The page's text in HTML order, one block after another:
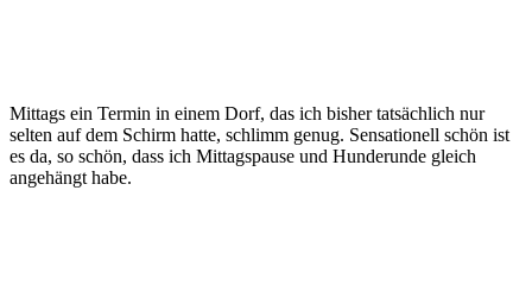
Mittags ein Termin in einem Dorf, das ich bisher tatsächlich nur
selten auf dem Schirm hatte, schlimm genug. Sensationell schön ist
es da, so schön, dass ich Mittagspause und Hunderunde gleich
angehängt habe.